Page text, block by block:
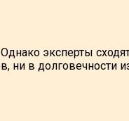
эксперты
ни в долговечности